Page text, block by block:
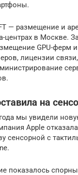
— размещение и
центрах в Москве.
GPU-ферм
лицензии
на
мы увидели
Apple
сенсорной с
показалось